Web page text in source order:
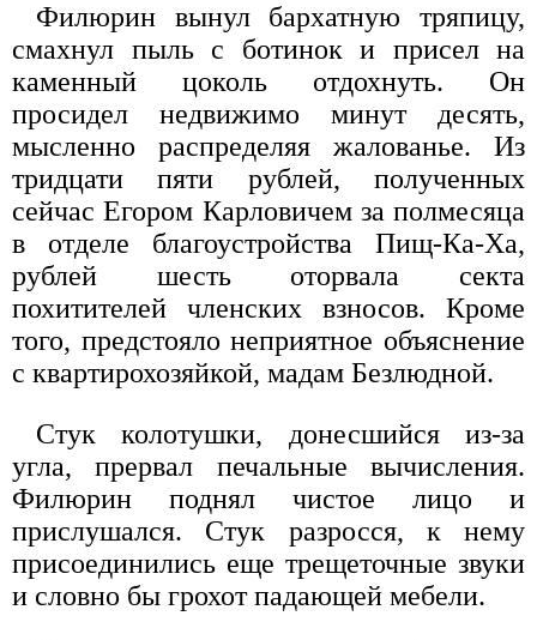
Филюрин вынул бархатную тряпицу,
смахнул пыль с ботинок и присел на
каменный цоколь отдохнуть. Он
просидел недвижимо минут десять,
мысленно распределяя жалованье. Из
тридцати пяти рублей, полученных
сейчас Егором Карловичем за полмесяца
в отделе благоустройства Пищ-Ка-Ха,
рублей шесть оторвала секта
похитителей членских взносов. Кроме
того, предстояло неприятное объяснение
с квартирохозяйкой, мадам Безлюдной.
Стук колотушки, донесшийся из-за
угла, прервал печальные вычисления.
Филюрин поднял чистое лицо и
прислушался. Стук разросся, к нему
присоединились еще трещеточные звуки
и словно бы грохот падающей мебели.